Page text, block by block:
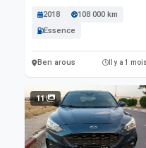
2018
108 000 km
Essence
Ben arous Il y a 1 mois
11